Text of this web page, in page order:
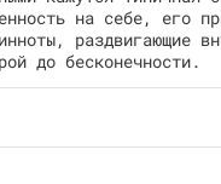
на себе, его
раздвигающие
до бесконечности.